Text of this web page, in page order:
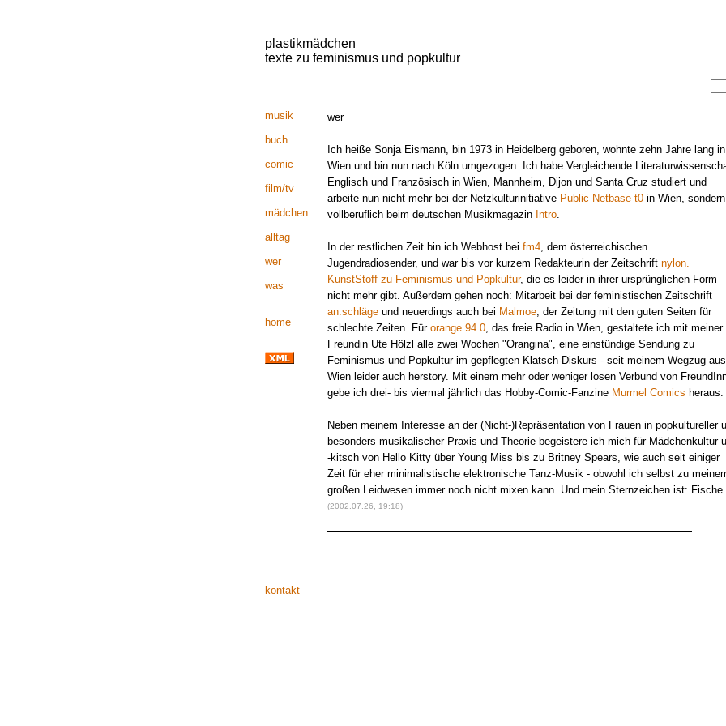
plastikmädchen
texte zu feminismus und popkultur
musik
buch
comic
film/tv
mädchen
alltag
wer
was
home
wer
Ich heiße Sonja Eismann, bin 1973 in Heidelberg geboren, wohnte zehn Jahre lang in
Wien und bin nun nach Köln umgezogen. Ich habe Vergleichende
Englisch und Französisch in Wien, Mannheim, Dijon und Santa Cruz studiert und
arbeite nun nicht mehr bei der Netzkulturinitiative Public Netbase t0 in Wien, sondern
vollberuflich beim deutschen Musikmagazin Intro.
In der restlichen Zeit bin ich Webhost bei fm4, dem österreichischen
Jugendradiosender, und war bis vor kurzem Redakteurin der Zeitschrift nylon.
KunstStoff zu Feminismus und Popkultur, die es leider in ihrer ursprünglichen Form
nicht mehr gibt. Außerdem gehen noch: Mitarbeit bei der feministischen Zeitschrift
an.schläge und neuerdings auch bei Malmoe, der Zeitung mit den guten Seiten für
schlechte Zeiten. Für orange 94.0, das freie Radio in Wien, gestaltete ich mit meiner
Freundin Ute Hölzl alle zwei Wochen "Orangina", eine einstündige Sendung zu
Feminismus und Popkultur im gepflegten Klatsch-Diskurs - seit meinem Wegzug aus
Wien leider auch herstory. Mit einem mehr oder weniger losen Verbund von
gebe ich drei- bis viermal jährlich das Hobby-Comic-Fanzine Murmel Comics heraus.
Neben meinem Interesse an der (Nicht-)Repräsentation von Frauen in popkultureller
besonders musikalischer Praxis und Theorie begeistere ich mich für Mädchenkultur
-kitsch von Hello Kitty über Young Miss bis zu Britney Spears, wie auch seit einiger
Zeit für eher minimalistische elektronische Tanz-Musik - obwohl ich selbst zu
großen Leidwesen immer noch nicht mixen kann. Und mein Sternzeichen ist: Fische.
(2002.07.26, 19:18)
kontakt